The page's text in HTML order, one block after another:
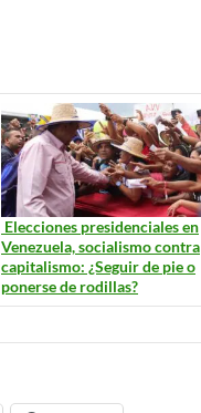
Elecciones presidenciales en
Venezuela, socialismo contra
capitalismo: ¿Seguir de pie o
ponerse de rodillas?